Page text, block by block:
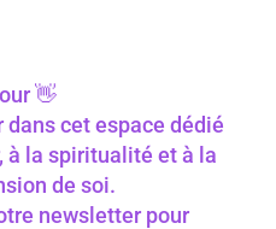
👋
cet espace dédié
à la spiritualité et à la
de soi.
newsletter pour